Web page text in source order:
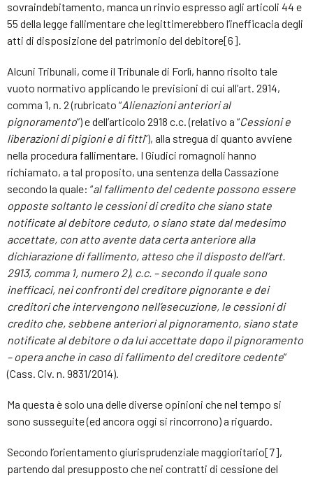
sovraindebitamento, manca un rinvio espresso agli articoli 44 e
55 della legge fallimentare che legittimerebbero l’inefficacia degli
atti di disposizione del patrimonio del debitore[6].
Alcuni Tribunali, come il Tribunale di Forlì, hanno risolto tale
vuoto normativo applicando le previsioni di cui all’art. 2914,
comma 1, n. 2 (rubricato “Alienazioni anteriori al
pignoramento”) e dell’articolo 2918 c.c. (relativo a “Cessioni e
liberazioni di pigioni e di fitti”), alla stregua di quanto avviene
nella procedura fallimentare. I Giudici romagnoli hanno
richiamato, a tal proposito, una sentenza della Cassazione
secondo la quale: “al fallimento del cedente possono essere
opposte soltanto le cessioni di credito che siano state
notificate al debitore ceduto, o siano state dal medesimo
accettate, con atto avente data certa anteriore alla
dichiarazione di fallimento, atteso che il disposto dell’art.
2913, comma 1, numero 2), c.c. – secondo il quale sono
inefficaci, nei confronti del creditore pignorante e dei
creditori che intervengono nell’esecuzione, le cessioni di
credito che, sebbene anteriori al pignoramento, siano state
notificate al debitore o da lui accettate dopo il pignoramento
– opera anche in caso di fallimento del creditore cedente”
(Cass. Civ. n. 9831/2014).
Ma questa è solo una delle diverse opinioni che nel tempo si
sono susseguite (ed ancora oggi si rincorrono) a riguardo.
Secondo l’orientamento giurisprudenziale maggioritario[7],
partendo dal presupposto che nei contratti di cessione del